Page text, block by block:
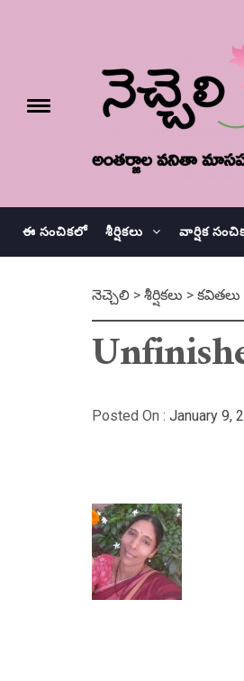
Toggle
ఈ సంచికలో శీర్షికలు వార్షిక
నెచ్చెలి > శీర్షికలు > కవితలు
Posted On : January 9,